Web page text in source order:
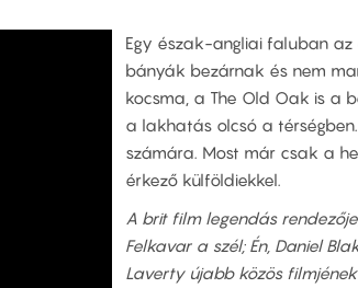
Egy észak-angliai faluban
bányák bezárnak és nem
kocsma, a The Old Oak is a
a lakhatás olcsó a
számára. Most már csak a
érkező külföldiekkel.
A brit film legendás
Felkavar a szél; Én, Daniel
Laverty újabb közös